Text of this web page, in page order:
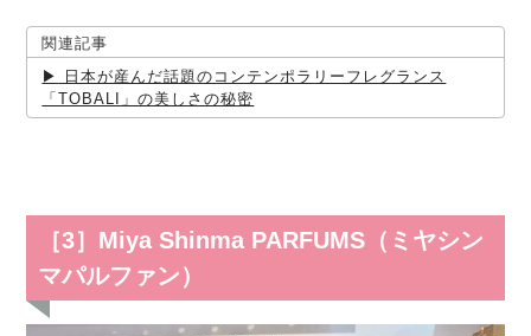
関連記事
日本が産んだ話題のコンテンポラリーフレグランス
「TOBALI」の美しさの秘密
［3］Miya Shinma PARFUMS（ミヤシン
マパルファン）